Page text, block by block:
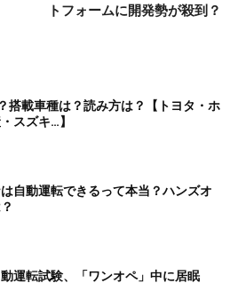
トフォームに開発勢が殺到？
搭載車種は？読み方は？【トヨタ・ホ
スズキ…】
自動運転できるって本当？ハンズオ
運転試験、「ワンオペ」中に居眠